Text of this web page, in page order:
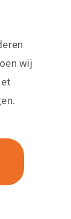
wij